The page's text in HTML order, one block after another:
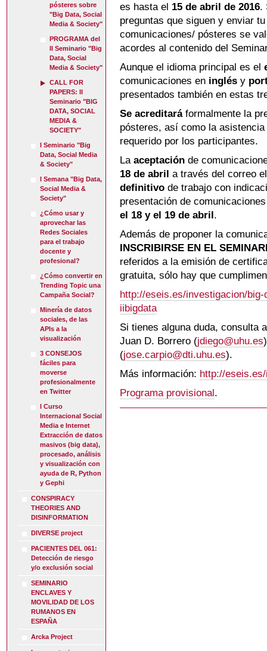
pósteres sobre
"Big Data, Social
Media & Society"
PROGRAMA del
II Seminario "Big
Data, Social
Media & Society"
CALL FOR
PAPERS: II
Seminario "BIG
DATA, SOCIAL
MEDIA &
SOCIETY"
I Seminario "Big
Data, Social Media
& Society"
I Semana "Big Data,
Social Media &
Society"
¿Cómo usar y
aprovechar las
Redes Sociales
para el trabajo
docente y
profesional?
¿Cómo convertir en
Trending Topic una
Campaña Social?
Minería de datos
sociales, de las
APIs a la
visualización
3 CONSEJOS
fáciles para
moverse
profesionalmente
en Twitter
I Curso
Internacional Social
Media e Internet
Extracción de datos
masivos (big data),
procesado, análisis
y visualización con
ayuda de R, Python
y Gephi
CONSPIRACY
THEORIES AND
DISINFORMATION
DIVERSE project
PACIENTES DEL 061:
Detección de riesgo
y/o exclusión social
SEMINARIO
ENCLAVES Y
MOVILIDAD DE LOS
RUMANOS EN
ESPAÑA
Arcka Project
es hasta el 15 de abril de 2016.
preguntas que siguen y enviar
comunicaciones/ pósteres se
acordes al contenido del
Aunque el idioma principal es el
comunicaciones en inglés y
presentados también en estas
Se acreditaráformalmente la
pósteres, así como la
requerido por los participantes.
Laaceptación de
18 de abril a través del correo
definitivo de trabajo con
presentación de
el 18 y el 19 de abril.
Además de proponer la
INSCRIBIRSE EN EL
referidos a la emisión de
gratuita, sólo hay que
http://eseis.es/investigacion/
iibigdata
Si tienes alguna duda, consulta
Juan D. Borrero (jdiego@uhu.es
(jose.carpio@dti.uhu.es).
Más información: http://
Programa provisional .